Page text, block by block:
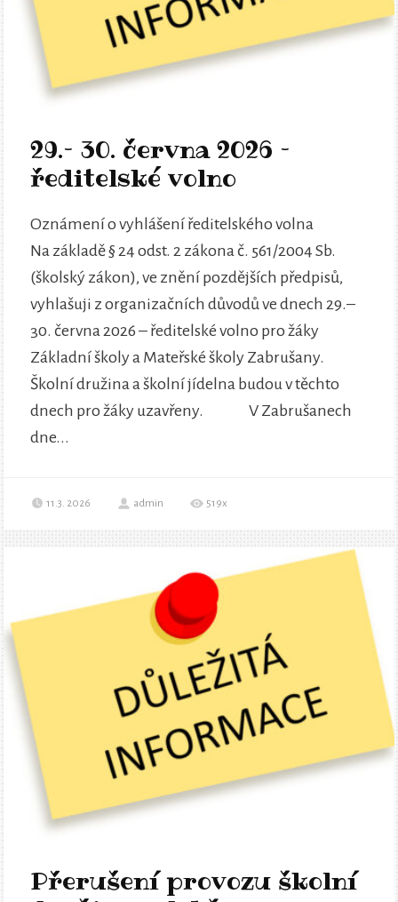
29.– 30. června 2026 –
ředitelské volno
Oznámení o vyhlášení ředitelského volna
Na základě § 24 odst. 2 zákona č. 561/2004 Sb.
(školský zákon), ve znění pozdějších předpisů,
vyhlašuji z organizačních důvodů ve dnech 29.–
30. června 2026 – ředitelské volno pro žáky
Základní školy a Mateřské školy Zabrušany.
Školní družina a školní jídelna budou v těchto
dnech pro žáky uzavřeny. V Zabrušanech
dne...
11.3. 2026 admin 519x
Přerušení provozu školní